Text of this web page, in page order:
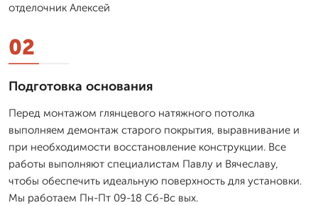
отделочник Алексей
02
Подготовка основания
Перед монтажом глянцевого натяжного потолка
выполняем демонтаж старого покрытия, выравнивание и
при необходимости восстановление конструкции. Все
работы выполняют специалистам Павлу и Вячеславу,
чтобы обеспечить идеальную поверхность для установки.
Мы работаем Пн-Пт 09-18 Сб-Вс вых.